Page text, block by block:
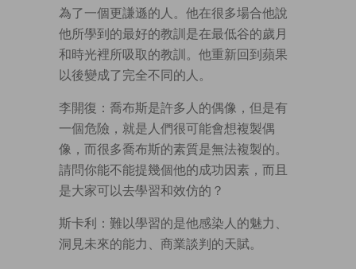
為了一個更謙遜的人。他在很多場合他說
他所學到的最好的教訓是在最低谷的歲月
和時光裡所吸取的教訓。他重新回到蘋果
以後變成了完全不同的人。
李開復：喬布斯是許多人的偶像，但是有
一個危險，就是人們很可能會想複製偶
像，而很多喬布斯的素質是無法複製的。
請問你能不能提幾個他的成功因素，而且
是大家可以去學習和效仿的？
斯卡利：難以學習的是他感染人的魅力、
洞見未來的能力、商業談判的天賦。